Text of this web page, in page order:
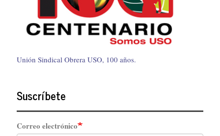
Unión Sindical Obrera USO, 100 años.
Suscríbete
Correo electrónico